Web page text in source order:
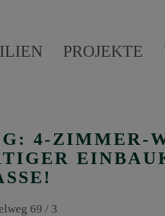
PROJEKTE
4-ZIMMER-
69 / 3